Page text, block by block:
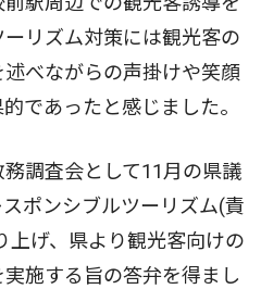
リズム対策には観光客の
べながらの声掛けや笑顔
であったと感じました。
調査会として11月の県議
ポンシブルツーリズム(責
上げ、県より観光客向けの
施する旨の答弁を得まし